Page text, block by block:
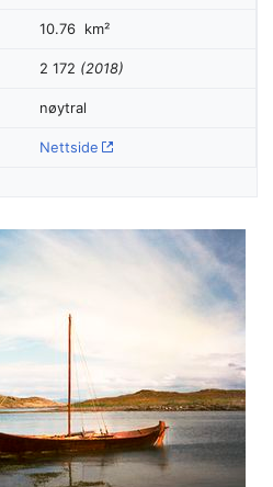
10.76 km²
2 172 (2018)
nøytral
Nettside